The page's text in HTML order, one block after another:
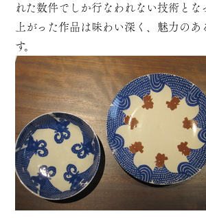
れた数件でしか行なわれない技術とな
上がった作品は味わい深く、魅力のあ
す。